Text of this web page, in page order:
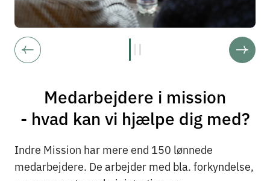
Medarbejdere i mission
- hvad kan vi hjælpe dig med?
Indre Mission har mere end 150 lønnede
medarbejdere. De arbejder med bla. forkyndelse,